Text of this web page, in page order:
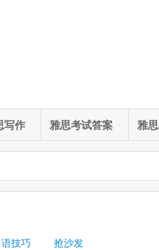
写作 雅思考试答案 雅
技巧 抢沙发